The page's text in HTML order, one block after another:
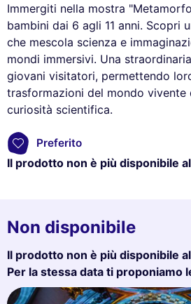
Immergiti nella mostra
bambini dai 6 agli 11 anni. Scopri
che mescola scienza e
mondi immersivi. Una
giovani visitatori, permettendo
trasformazioni del mondo vivente
curiosità scientifica.
Preferito
Il prodotto non è più disponibile
Non disponibile
Il prodotto non è più disponibile
Per la stessa data ti proponiamo